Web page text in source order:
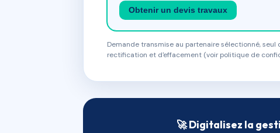
Obtenir un devis travaux
Demande transmise au partenaire sélectionné,
rectification et d'effacement (voir politique de
🚀 Digitalisez la